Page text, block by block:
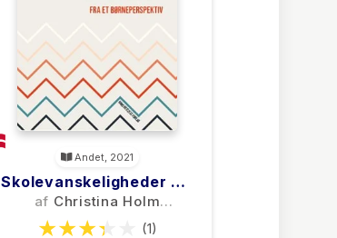
Andet, 2021
Skolevanskeligheder Og
Inklusionsmuligheder
af Christina Holm
Poulsen
(1)